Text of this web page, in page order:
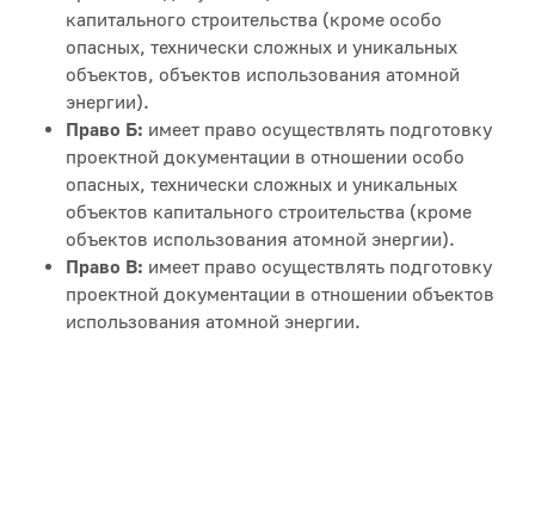
капитального строительства (кроме особо
опасных, технически сложных и уникальных
объектов, объектов использования атомной
энергии).
Право Б: имеет право осуществлять подготовку
проектной документации в отношении особо
опасных, технически сложных и уникальных
объектов капитального строительства (кроме
объектов использования атомной энергии).
Право В: имеет право осуществлять подготовку
проектной документации в отношении объектов
использования атомной энергии.